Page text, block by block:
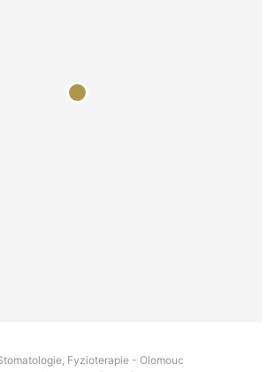
Fyzioterapie - Olomouc